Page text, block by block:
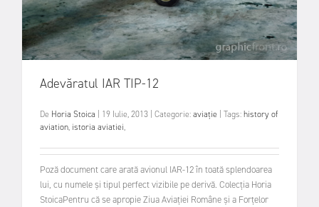
Adevăratul IAR TIP-12
De Horia Stoica 19 Iulie, 2013 Categorie:aviație Tags:history of
aviation, istoria aviatiei,
Poză document care arată avionul IAR-12 în toată splendoarea
lui, cu numele și tipul perfect vizibile pe derivă. Colecția Horia
StoicaPentru că se apropie Ziua Aviaţiei Române şi a Forţelor